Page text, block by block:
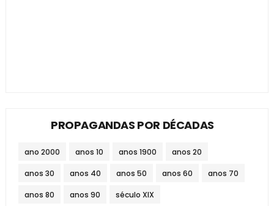
PROPAGANDAS POR DÉCADAS
ano 2000 anos 10 anos 1900 anos 20
anos 30 anos 40 anos 50 anos 60 anos 70
anos 80 anos 90 século XIX